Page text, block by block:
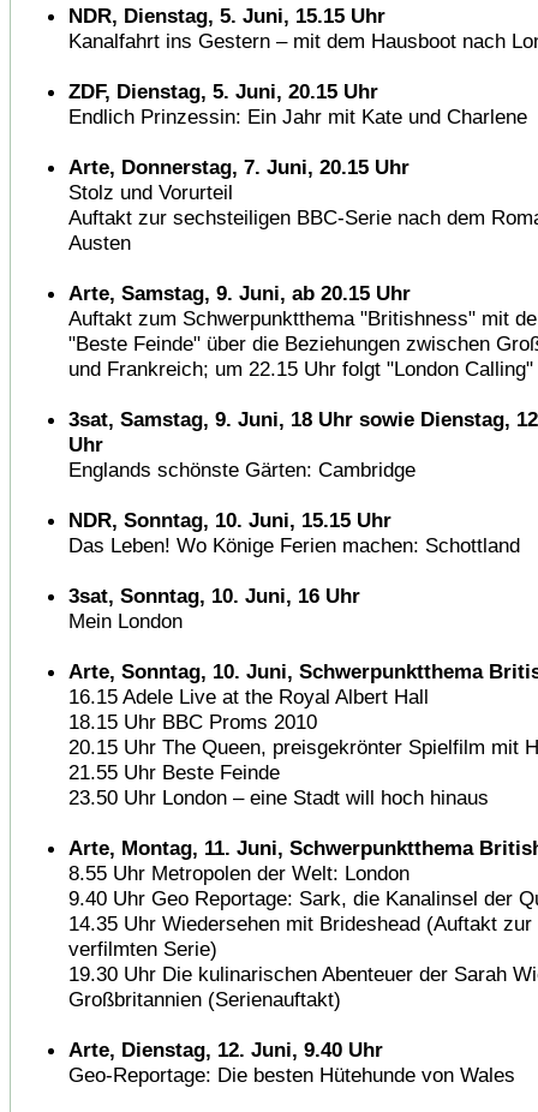
NDR, Dienstag, 5. Juni, 15.15 Uhr
Kanalfahrt ins Gestern – mit dem Hausboot nach
ZDF, Dienstag, 5. Juni, 20.15 Uhr
Endlich Prinzessin: Ein Jahr mit Kate und Charlene
Arte, Donnerstag, 7. Juni, 20.15 Uhr
Stolz und Vorurteil
Auftakt zur sechsteiligen BBC-Serie nach dem
Austen
Arte, Samstag, 9. Juni, ab 20.15 Uhr
Auftakt zum Schwerpunktthema "Britishness" mit
"Beste Feinde" über die Beziehungen zwischen
und Frankreich; um 22.15 Uhr folgt "London Calling"
3sat, Samstag, 9. Juni, 18 Uhr sowie Dienstag,
Uhr
Englands schönste Gärten: Cambridge
NDR, Sonntag, 10. Juni, 15.15 Uhr
Das Leben! Wo Könige Ferien machen: Schottland
3sat, Sonntag, 10. Juni, 16 Uhr
Mein London
Arte, Sonntag, 10. Juni, Schwerpunktthema
16.15 Adele Live at the Royal Albert Hall
18.15 Uhr BBC Proms 2010
20.15 Uhr The Queen, preisgekrönter Spielfilm mit
21.55 Uhr Beste Feinde
23.50 Uhr London – eine Stadt will hoch hinaus
Arte, Montag, 11. Juni, Schwerpunktthema
8.55 Uhr Metropolen der Welt: London
9.40 Uhr Geo Reportage: Sark, die Kanalinsel der
14.35 Uhr Wiedersehen mit Brideshead (Auftakt zur
verfilmten Serie)
19.30 Uhr Die kulinarischen Abenteuer der Sarah
Großbritannien (Serienauftakt)
Arte, Dienstag, 12. Juni, 9.40 Uhr
Geo-Reportage: Die besten Hütehunde von Wales